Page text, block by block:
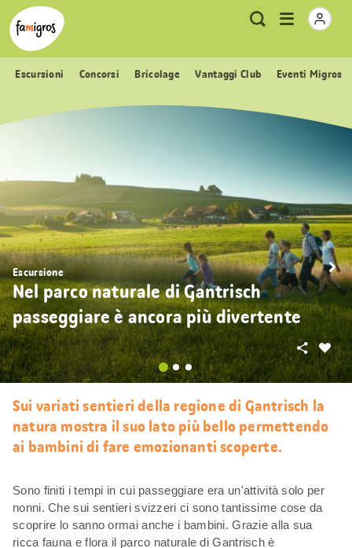
Navigazione
segnalibri
Header
Logo Metanavigazione
Ricerca
Apri
menu
Escursioni Concorsi Bricolage Vantaggi Club Eventi Migros
Escursione
Nel parco naturale di Gantrisch
passeggiare è ancora più divertente
Mi
piace
Condividi
Sui variati sentieri della regione di Gantrisch la
natura mostra il suo lato più bello permettendo
ai bambini di fare emozionanti scoperte.
Sono finiti i tempi in cui passeggiare era un'attività solo per
nonni. Che sui sentieri svizzeri ci sono tantissime cose da
scoprire lo sanno ormai anche i bambini. Grazie alla sua
ricca fauna e flora il parco naturale di Gantrisch è